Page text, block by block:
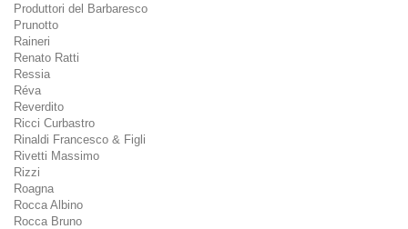
Produttori del Barbaresco
Prunotto
Raineri
Renato Ratti
Ressia
Réva
Reverdito
Ricci Curbastro
Rinaldi Francesco & Figli
Rivetti Massimo
Rizzi
Roagna
Rocca Albino
Rocca Bruno